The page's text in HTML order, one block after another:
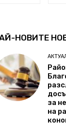
НОВИТЕ
за
на